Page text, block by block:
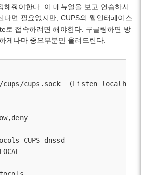
해줘야한다. 이 매뉴얼을 보고 연습하시
다면 필요없지만, CUPS의 웹인터페이스
로 접속하려면 해야한다. 구글링하면 방
게나마 중요부분만 올려드린다.
cups.sock  (Listen localhost
CUPS dnssd